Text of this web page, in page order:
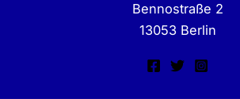
Bennostraße 2
13053 Berlin